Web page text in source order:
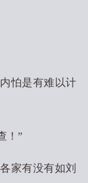
怕是有难以计
！”
家有没有如刘